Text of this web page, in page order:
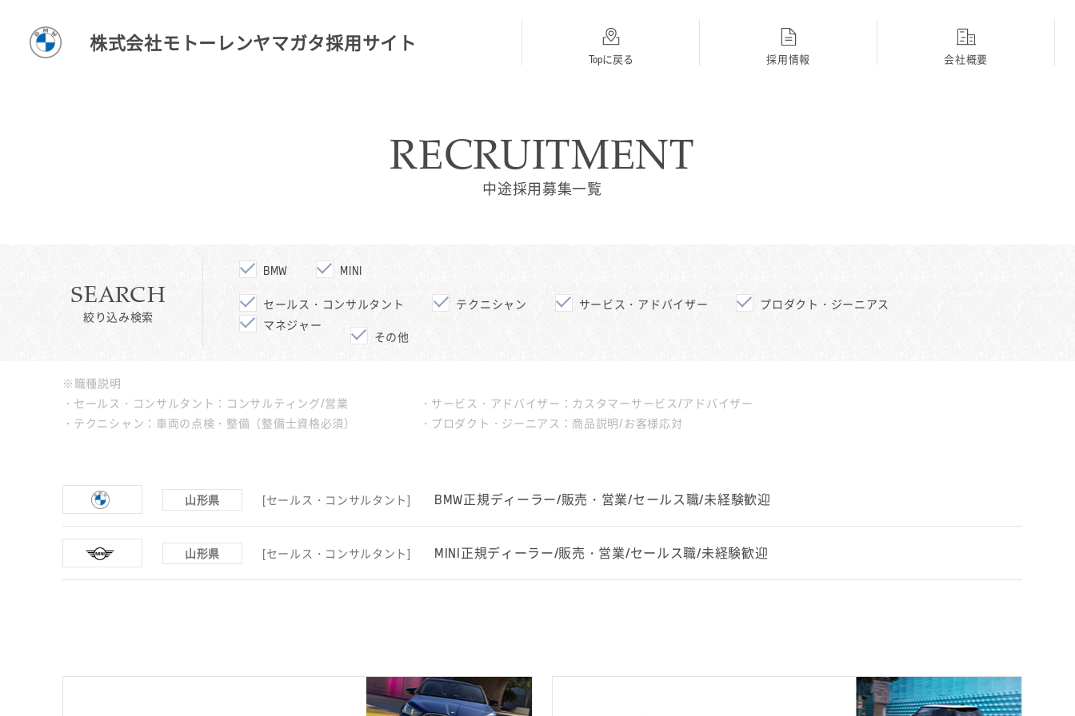
株式会社モトーレンヤマガタ採用サイト
Topに戻る
総合採用
Topに戻る
BMW
採用Topに戻る
MINI
採用Topに戻る
採用情報 会社概要
RECRUITMENT
中途採用募集一覧
SEARCH
絞り込み検索
BMW MINI
セールス・コンサルタント テクニシャン サービス・アドバイザー
プロダクト・ジーニアス
マネジャー
その他
※職種説明
セールス・コンサルタント：コンサルティング/営業
テクニシャン：車両の点検・整備（整備士資格必須）
サービス・アドバイザー：カスタマーサービス/アドバイザー
プロダクト・ジーニアス：商品説明/お客様応対
山形県 [セールス・コンサルタント] BMW正規ディーラー/販売・営業/セールス職/未経験歓迎
山形県 [セールス・コンサルタント] MINI正規ディーラー/販売・営業/セールス職/未経験歓迎